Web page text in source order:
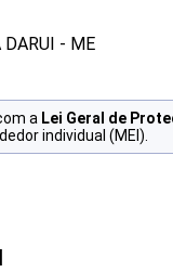
DARUI - ME
a Lei Geral de
individual (MEI).